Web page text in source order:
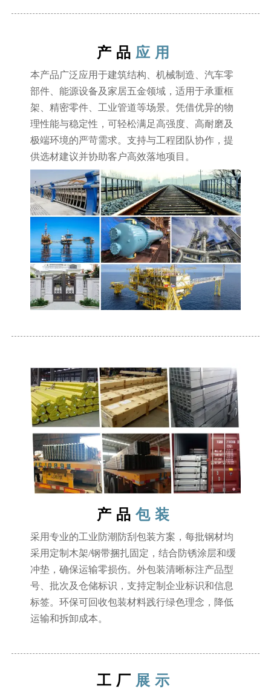
产品 应用
本产品广泛应用于建筑结构、机械制造、汽车零
部件、能源设备及家居五金领域，适用于承重框
架、精密零件、工业管道等场景。凭借优异的物
理性能与稳定性，可轻松满足高强度、高耐磨及
极端环境的严苛需求。支持与工程团队协作，提
供选材建议并协助客户高效落地项目。
产品 包装
采用专业的工业防潮防刮包装方案，每批钢材均
采用定制木架/钢带捆扎固定，结合防锈涂层和缓
冲垫，确保运输零损伤。外包装清晰标注产品型
号、批次及仓储标识，支持定制企业标识和信息
标签。环保可回收包装材料践行绿色理念，降低
运输和拆卸成本。
工厂 展示